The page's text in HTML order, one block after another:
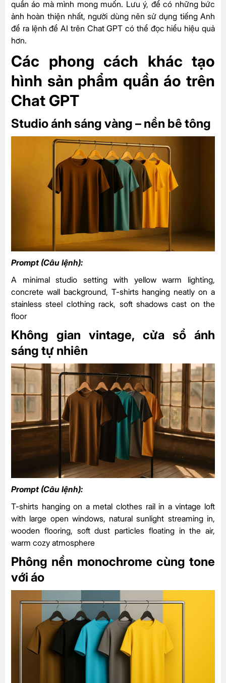
quần áo mà mình mong muốn. Lưu ý, để có những bức
ảnh hoàn thiện nhất, người dùng nên sử dụng tiếng Anh
để ra lệnh để AI trên Chat GPT có thể đọc hiểu hiệu quả
hơn.
Các phong cách khác tạo
hình sản phẩm quần áo trên
Chat GPT
Studio ánh sáng vàng – nền bê tông
Prompt (Câu lệnh):
A minimal studio setting with yellow warm lighting,
concrete wall background, T-shirts hanging neatly on a
stainless steel clothing rack, soft shadows cast on the
floor
Không gian vintage, cửa sổ ánh
sáng tự nhiên
Prompt (Câu lệnh):
T-shirts hanging on a metal clothes rail in a vintage loft
with large open windows, natural sunlight streaming in,
wooden flooring, soft dust particles floating in the air,
warm cozy atmosphere
Phông nền monochrome cùng tone
với áo